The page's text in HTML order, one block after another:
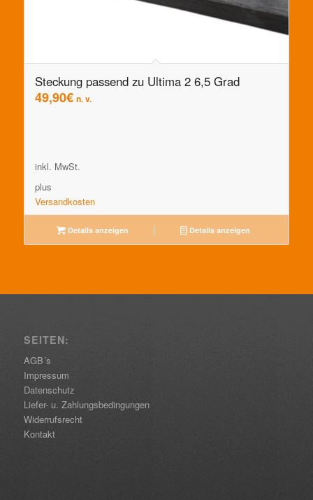
Steckung passend zu Ultima 2 6,5 Grad
49,90€ n. v.
inkl. MwSt.
plus
Versandkosten
Details anzeigen Details anzeigen
SEITEN:
AGB´s
Impressum
Datenschutz
Liefer- u. Zahlungsbedingungen
Widerrufsrecht
Kontakt